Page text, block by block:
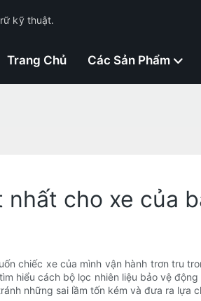
kỹ thuật.
Trang Chủ Các Sản Phẩm
cho xe của
chiếc xe của mình vận hành trơn tru
hiểu cách bộ lọc nhiên liệu bảo vệ
những sai lầm tốn kém và đưa ra lựa